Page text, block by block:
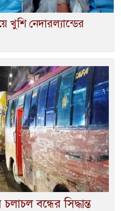
খুশি নেদারল্যান্ডের
বন্ধের সিদ্ধান্ত